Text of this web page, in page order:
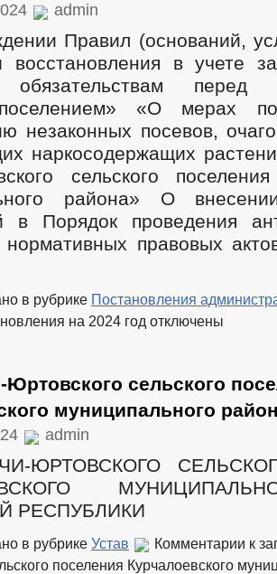
admin
Правил (оснований,
восстановления в учете
перед
поселением» «О мерах
незаконных посевов,
наркосодержащих
сельского поселения
района» О
в Порядок проведения
нормативных правовых
в рубрике Постановления
на 2024 год отключены
Юртовского сельского
муниципального
admin
ЮРТОВСКОГО
РЕСПУБЛИКИ
в рубрике Устав Комментарии к
поселения Курчалоевского